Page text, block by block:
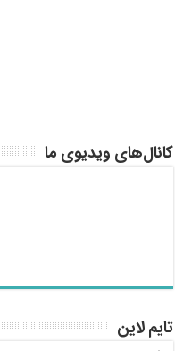
کانال‌های ویدیوی ما
تایم لاین